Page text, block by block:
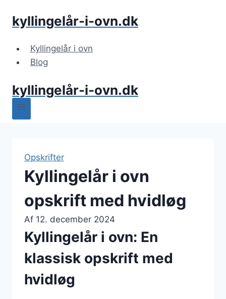
kyllingelår-i-ovn.dk
Kyllingelår i ovn
Blog
kyllingelår-i-ovn.dk
Opskrifter
Kyllingelår i ovn
opskrift med hvidløg
Af 12. december 2024
Kyllingelår i ovn: En
klassisk opskrift med
hvidløg